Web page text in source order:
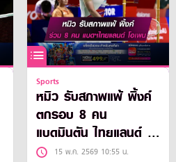
Sports
หมิว รับสภาพแพ้ พิ้งค์
ตกรอบ 8 คน
แบดมินตัน ไทยแลนด์ โอ
เพน 2026
15 พ.ค. 2569 10:55 น.